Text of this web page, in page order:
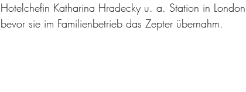
Hotelchefin Katharina Hradecky u. a. Station in
bevor sie im Familienbetrieb das Zepter übernahm.